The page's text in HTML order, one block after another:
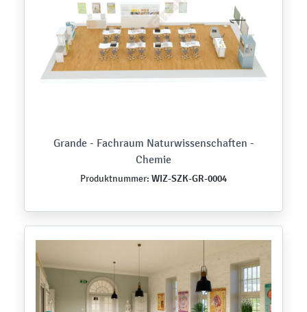
Grande - Fachraum Naturwissenschaften -
Chemie
Produktnummer: WIZ-SZK-GR-0004